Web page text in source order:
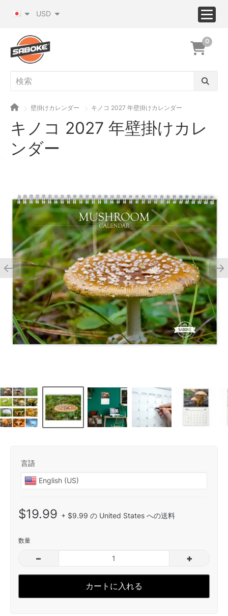
USD
0
壁掛けカレンダー キノコ 2027 年壁掛けカレンダー
キノコ 2027 年壁掛けカレ
ンダー
言語
$19.99 + $9.99 の United States への送料
数量
– +
カートに入れる